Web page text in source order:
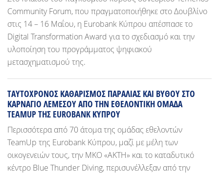
Community Forum, που πραγματοποιήθηκε στο Δουβλίνο
στις 14 – 16 Μαΐου, η Eurobank Κύπρου απέσπασε το
Digital Transformation Award για το σχεδιασμό και την
υλοποίηση του προγράμματος ψηφιακού
μετασχηματισμού της.
ΤΑΥΤΟΧΡΟΝΟΣ ΚΑΘΑΡΙΣΜΟΣ ΠΑΡΑΛΙΑΣ ΚΑΙ ΒΥΘΟΥ ΣΤΟ
ΚΑΡΝΑΓΙΟ ΛΕΜΕΣΟΥ ΑΠΟ ΤΗΝ ΕΘΕΛΟΝΤΙΚΗ ΟΜΑΔΑ
TEAMUP ΤΗΣ EUROBANK ΚΥΠΡΟΥ
Περισσότερα από 70 άτομα της ομάδας εθελοντών
TeamUp της Eurobank Κύπρου, μαζί με μέλη των
οικογενειών τους, την ΜΚΟ «ΑΚΤΗ» και το καταδυτικό
κέντρο Blue Thunder Diving, περισυνέλλεξαν από την